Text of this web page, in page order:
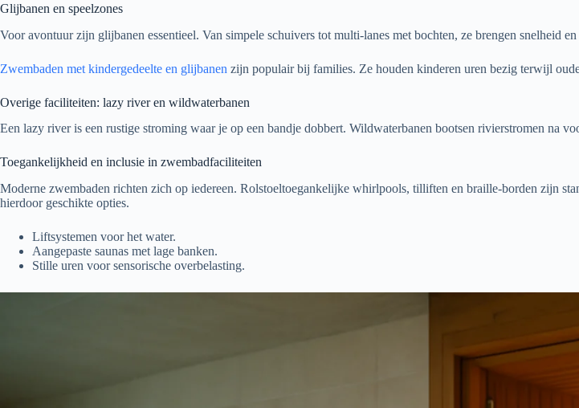
Glijbanen en speelzones
Voor avontuur zijn glijbanen essentieel. Van simpele schuivers tot multi-lanes met bochten, ze brengen snelheid
Zwembaden met kindergedeelte en glijbanen zijn populair bij families. Ze houden kinderen uren bezig terwijl
Overige faciliteiten: lazy river en wildwaterbanen
Een lazy river is een rustige stroming waar je op een bandje dobbert. Wildwaterbanen bootsen rivierstromen na
Toegankelijkheid en inclusie in zwembadfaciliteiten
Moderne zwembaden richten zich op iedereen. Rolstoeltoegankelijke whirlpools, tilliften en braille-borden zijn
hierdoor geschikte opties.
Liftsystemen voor het water.
Aangepaste saunas met lage banken.
Stille uren voor sensorische overbelasting.